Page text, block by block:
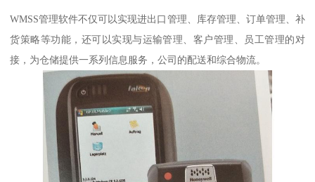
WMSS管理软件不仅可以实现进出口管理、库存管理、订单管理、补
货策略等功能，还可以实现与运输管理、客户管理、员工管理的对
接，为仓储提供一系列信息服务，公司的配送和综合物流。